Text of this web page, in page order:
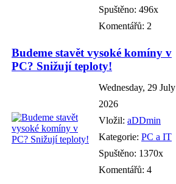
Spuštěno: 496x
Komentářů: 2
Budeme stavět vysoké komíny v
PC? Snižují teploty!
Wednesday, 29 July
2026
Vložil: aDDmin
Kategorie: PC a IT
Spuštěno: 1370x
Komentářů: 4